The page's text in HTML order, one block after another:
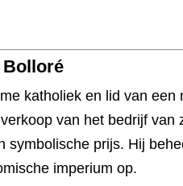
Bolloré
katholiek en lid van
van het bedrijf van
symbolische prijs. Hij
imperium op.